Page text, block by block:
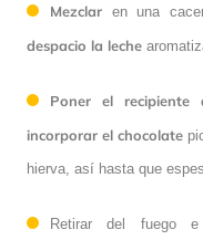
Mezclar en una
despacio la leche
Poner el
incorporar el chocolate
hierva, así hasta que
Retirar del fuego